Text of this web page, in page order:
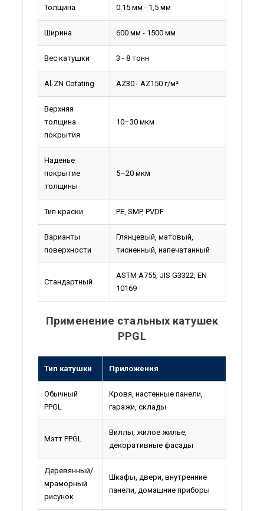
Толщина 0.15 мм - 1,5 мм
Ширина 600 мм - 1500 мм
Вес катушки 3 - 8 тонн
Al-ZN Cotating AZ30 - AZ150 г/м²
Верхняя
толщина
покрытия
10–30 мкм
Наденье
покрытие
толщины
5–20 мкм
Тип краски PE, SMP, PVDF
Варианты
поверхности
Глянцевый, матовый,
тисненный, напечатанный
Стандартный
ASTM A755, JIS G3322, EN
10169
Применение стальных катушек
PPGL
Тип катушки Приложения
Обычный
PPGL
Кровя, настенные панели,
гаражи, склады
Мэтт PPGL
Виллы, жилое жилье,
декоративные фасады
Деревянный/
мраморный
рисунок
Шкафы, двери, внутренние
панели, домашние приборы